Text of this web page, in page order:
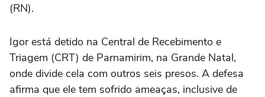
(RN).
Igor está detido na Central de Recebimento e
Triagem (CRT) de Parnamirim, na Grande Natal,
onde divide cela com outros seis presos. A defesa
afirma que ele tem sofrido ameaças, inclusive de